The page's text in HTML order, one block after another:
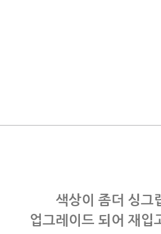
색상이 좀더 싱그
업그레이드 되어 재입